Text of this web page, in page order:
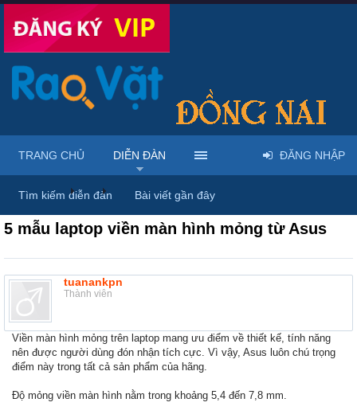
Diễn đàn ... Mua bán & sửa máy tính, laptop
5 mẫu laptop viền màn hình mỏng từ Asus
tuanankpn
Thành viên
Viền màn hình mỏng trên laptop mang ưu điểm về thiết kế, tính năng
nên được người dùng đón nhận tích cực. Vì vậy, Asus luôn chú trọng
điểm này trong tất cả sản phẩm của hãng.
Độ mỏng viền màn hình nằm trong khoảng 5,4 đến 7,8 mm.
TRANG CHỦ DIỄN ĐÀN
Tìm kiếm diễn đàn Bài viết gần đây
ĐĂNG NHẬP